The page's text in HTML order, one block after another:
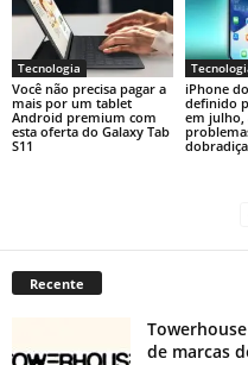
Tecnologia
Você não precisa pagar a
mais por um tablet
Android premium com
esta oferta do Galaxy Tab
S11
iPhone
definido
em julho,
Recente
de marcas